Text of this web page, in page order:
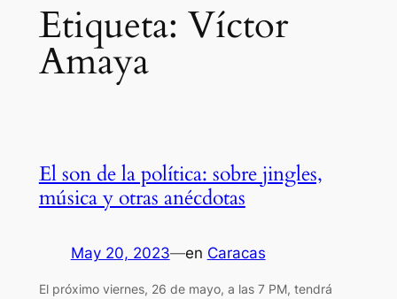
Etiqueta: Víctor
Amaya
El son de la política: sobre jingles,
música y otras anécdotas
May 20, 2023—en Caracas
El próximo viernes, 26 de mayo, a las 7 PM, tendrá